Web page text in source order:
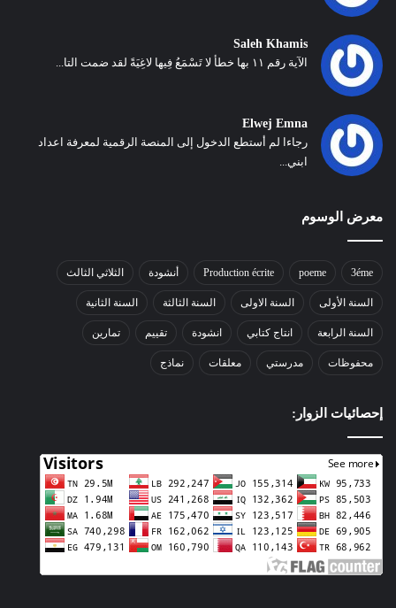
Saleh Khamis
الآية رقم ١١ بها خطأ لا تَسْمَعُ فِيها لاغِيَةً لقد ضمت التا...
Elwej Emna
رجاءا لم أستطع الدخول إلى المنصة الرقمية لمعرفة اعداد
ابني...
معرض الوسوم
3éme
poeme
Production écrite أنشودة الثلاثي الثالث
السنة الأولى السنة الاولى السنة الثالثة السنة الثانية
السنة الرابعة انتاج كتابي انشودة تقييم تمارين
محفوظات مدرستي معلقات نماذج
إحصائيات الزوار: